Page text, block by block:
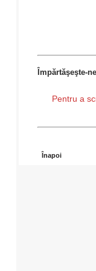
Împărtăşeşte-
Pentru a
Înapoi